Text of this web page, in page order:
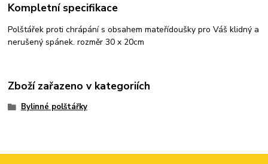
Kompletní specifikace
Polštářek proti chrápání s obsahem mateřídoušky pro Váš klidný a
nerušený spánek. rozměr 30 x 20cm
Zboží zařazeno v kategoriích
Bylinné polštářky